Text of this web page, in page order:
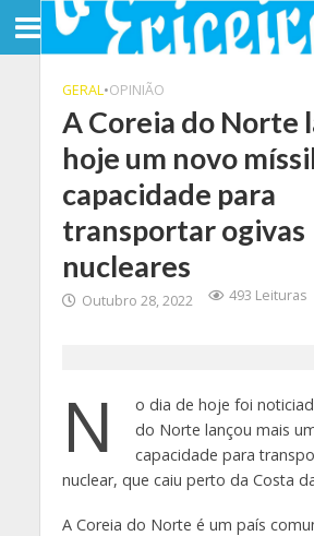
GERAL•OPINIÃO
A Coreia do Norte
hoje um novo
capacidade para
transportar ogivas
nucleares
Outubro 28, 2022 493 Leituras
N
o dia de hoje foi
do Norte lançou mais
capacidade para
nuclear, que caiu perto da Costa
A Coreia do Norte é um país